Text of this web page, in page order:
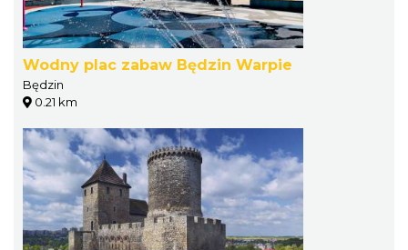
Wodny plac zabaw Będzin Warpie
Będzin
0.21 km